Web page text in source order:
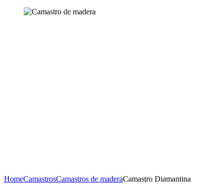
HomeCamastrosCamastros de maderaCamastro Diamantina